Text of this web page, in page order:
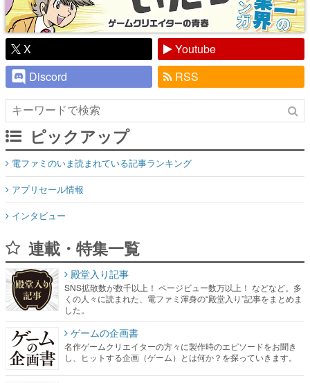
Discord
RSS
ピックアップ
電ファミのいま読まれている記事ランキング
アプリセール情報
インタビュー
連載・特集一覧
くの人々に読まれた、電ファミ渾身の“殿堂入り”記事をまとめま
した。
ゲームの企画書
名作ゲームクリエイターの方々に製作時のエピソードをお聞き
し、ヒットする企画（ゲーム）とは何か？を探っていきます。
赫本
この物語を解いてはいけない。『赫本』は、〈試験問題〉の形
をした短編ホラー小説集です。